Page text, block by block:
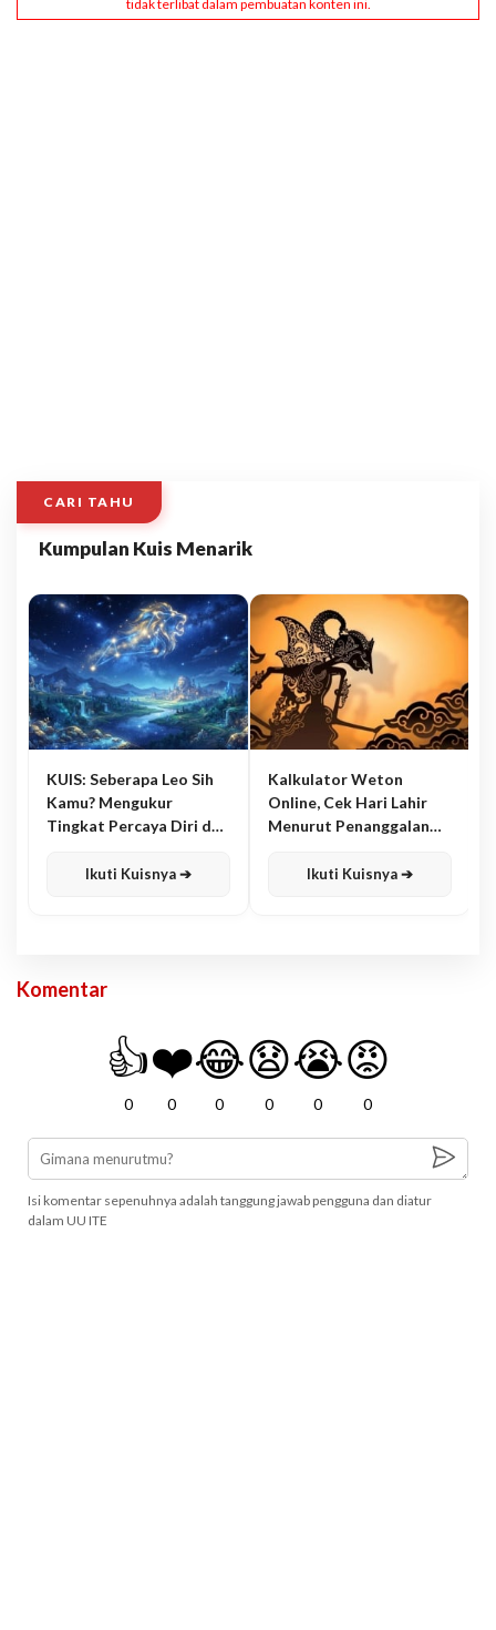
CARI TAHU
Kumpulan Kuis Menarik
KUIS: Seberapa Leo Sih
Kamu? Mengukur
Tingkat Percaya Diri dan
Ikuti Kuisnya ➔
Kalkulator Weton
Online, Cek Hari Lahir
Menurut Penanggalan
Ikuti Kuisnya ➔
Komentar
👍
0
❤️
0
😂
0
😧
0
😭
0
😡
0
Isi komentar sepenuhnya adalah tanggung jawab pengguna dan diatur
dalam UU ITE